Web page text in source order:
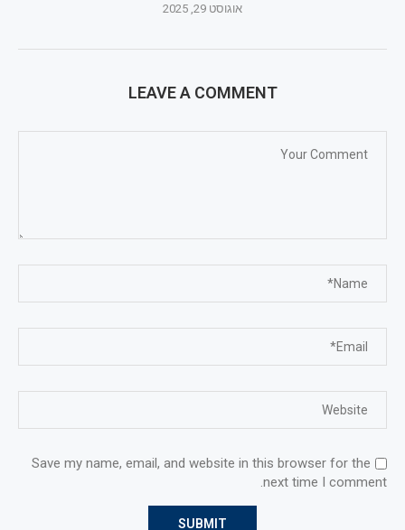
אוגוסט 29, 2025
LEAVE A COMMENT
Save my name, email, and website in this browser for the
next time I comment.